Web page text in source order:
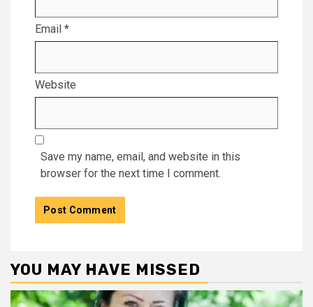
Email *
Website
Save my name, email, and website in this
browser for the next time I comment.
YOU MAY HAVE MISSED